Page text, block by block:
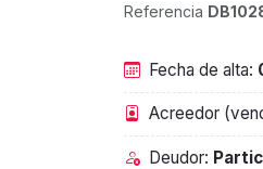
Referencia
Fecha de alta:
Acreedor
Deudor: